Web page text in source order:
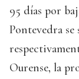
95 días por
Pontevedra
Ourense, la